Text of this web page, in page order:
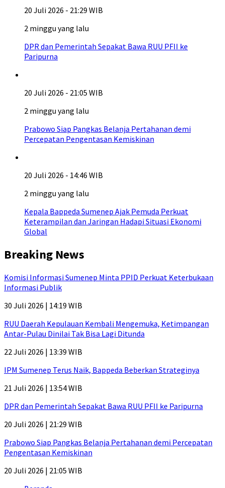
20 Juli 2026 - 21:29 WIB
2 minggu yang lalu
DPR dan Pemerintah Sepakat Bawa RUU PFII ke
Paripurna
20 Juli 2026 - 21:05 WIB
2 minggu yang lalu
Prabowo Siap Pangkas Belanja Pertahanan demi
Percepatan Pengentasan Kemiskinan
20 Juli 2026 - 14:46 WIB
2 minggu yang lalu
Kepala Bappeda Sumenep Ajak Pemuda Perkuat
Keterampilan dan Jaringan Hadapi Situasi Ekonomi
Global
Breaking News
Komisi Informasi Sumenep Minta PPID Perkuat Keterbukaan
Informasi Publik
30 Juli 2026 | 14:19 WIB
RUU Daerah Kepulauan Kembali Mengemuka, Ketimpangan
Antar-Pulau Dinilai Tak Bisa Lagi Ditunda
22 Juli 2026 | 13:39 WIB
IPM Sumenep Terus Naik, Bappeda Beberkan Strateginya
21 Juli 2026 | 13:54 WIB
DPR dan Pemerintah Sepakat Bawa RUU PFII ke Paripurna
20 Juli 2026 | 21:29 WIB
Prabowo Siap Pangkas Belanja Pertahanan demi Percepatan
Pengentasan Kemiskinan
20 Juli 2026 | 21:05 WIB